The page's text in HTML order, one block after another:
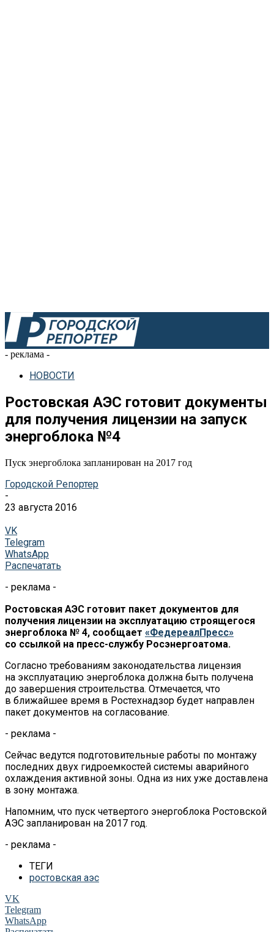
- реклама -
НОВОСТИ
Ростовская АЭС готовит документы
для получения лицензии на запуск
энергоблока №4
Пуск энергоблока запланирован на 2017 год
Городской Репортер
-
23 августа 2016
VK
Telegram
WhatsApp
Распечатать
- реклама -
Ростовская АЭС готовит пакет документов для
получения лицензии на эксплуатацию строящегося
энергоблока № 4, сообщает «ФедереалПресс»
со ссылкой на пресс-службу Росэнергоатома.
Согласно требованиям законодательства лицензия
на эксплуатацию энергоблока должна быть получена
до завершения строительства. Отмечается, что
в ближайшее время в Ростехнадзор будет направлен
пакет документов на согласование.
- реклама -
Сейчас ведутся подготовительные работы по монтажу
последних двух гидроемкостей системы аварийного
охлаждения активной зоны. Одна из них уже доставлена
в зону монтажа.
Напомним, что пуск четвертого энергоблока Ростовской
АЭС запланирован на 2017 год.
- реклама -
ТЕГИ
ростовская аэс
VK
Telegram
WhatsApp